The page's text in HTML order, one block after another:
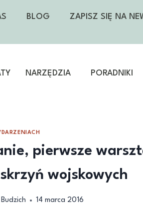
BLOG ZAPISZ SIĘ NA
NARZĘDZIA PORADNIKI
pierwsze
wojskowych
14 marca 2016